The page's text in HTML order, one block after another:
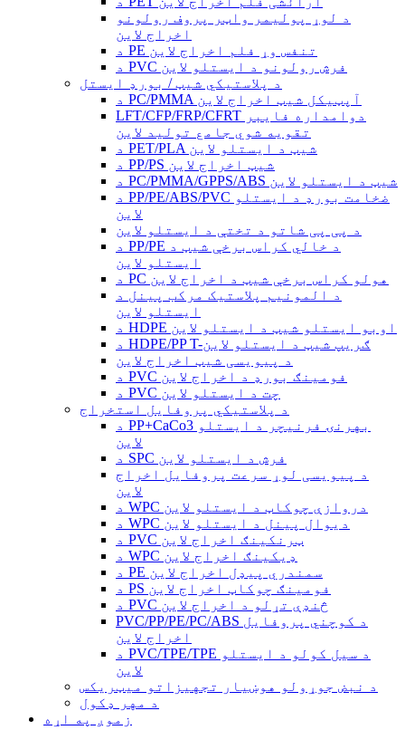
د لوړ پولیمر واټر پروف رولونو
اخراج لاین
د PE تنفس وړ فلم اخراج لاین
د PVC فرش رولونو د ایستلو لاین
د پلاستيکي شیټ / بورډ ایستل
د PC/PMMA آپټیکل شیټ اخراج لاین
LFT/CFP/FRP/CFRT دوامداره فایبر
تقویه شوي جامع تولید لاین
د PET/PLA شیټ د ایستلو لاین
د PP/PS شیټ اخراج لاین
د PC/PMMA/GPPS/ABS شیټ د ایستلو لاین
د PP/PE/ABS/PVC ضخامت بورډ د ایستلو
لاین
د پی پی شاتو د تختې د ایستلو لاین
د PP/PE د خالي کراس برخې شیټ د
ایستلو لاین
د PC هولو کراس برخې شیټ د اخراج لاین
د المونیم پلاستیک مرکب پینل د
ایستلو لاین
د HDPE اوبو ایستلو شیټ د ایستلو لاین
د HDPE/PP T-ګریپ شیټ د ایستلو لاین
د پیویسی شیټ اخراج لاین
د PVC فومینګ بورډ د اخراج لاین
د PVC چت د ایستلو لاین
د پلاستيکي پروفایل استخراج
د PP+CaCo3 بهرنۍ فرنیچر د ایستلو
لاین
د SPC فرش د ایستلو لاین
د پیویسی لوړ سرعت پروفایل اخراج
لاین
د WPC دروازې چوکاټ د ایستلو لاین
د WPC دیوال پینل د ایستلو لاین
د PVC ټرنکینګ اخراج لاین
د WPC ډیکینګ اخراج لاین
د PE سمندري پیډل اخراج لاین
د PS فومینګ چوکاټ اخراج لاین
د PVC څنډې تړلو د اخراج لاین
PVC/PP/PE/PC/ABS د کوچني پروفایل
اخراج لاین
د PVC/TPE/TPE د سیل کولو د ایستلو
لاین
د نبض جوړولو هوښیار تجهیزاتو میټریکس
د مهر ډکول
زموږ په اړه